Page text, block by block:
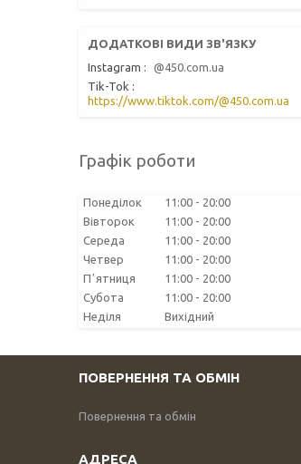
Instagram
@450.com.ua
Tik-Tok
https://www.tiktok.com/@450.com.ua
Графік роботи
Понеділок 11:00
20:00
Вівторок
11:00
20:00
Середа
11:00
20:00
Четвер
11:00
20:00
Пʼятниця
11:00
20:00
Субота
11:00
20:00
Неділя
Вихідний
ПОВЕРНЕННЯ ТА ОБМІН
Повернення та обмін